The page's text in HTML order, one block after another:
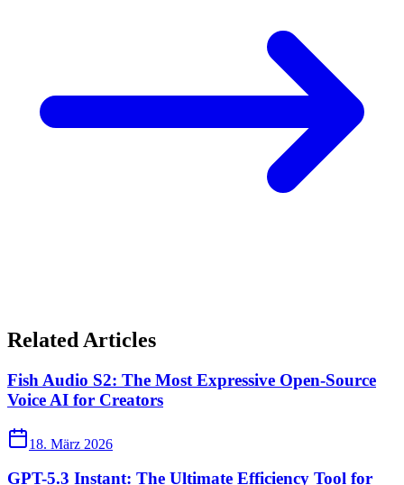
Related Articles
Fish Audio S2: The Most Expressive Open-Source
Voice AI for Creators
18. März 2026
GPT-5.3 Instant: The Ultimate Efficiency Tool for